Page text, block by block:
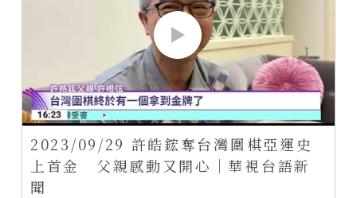
2023/09/29 許皓鋐奪台灣圍棋亞運史
上首金 父親感動又開心｜華視台語新
聞